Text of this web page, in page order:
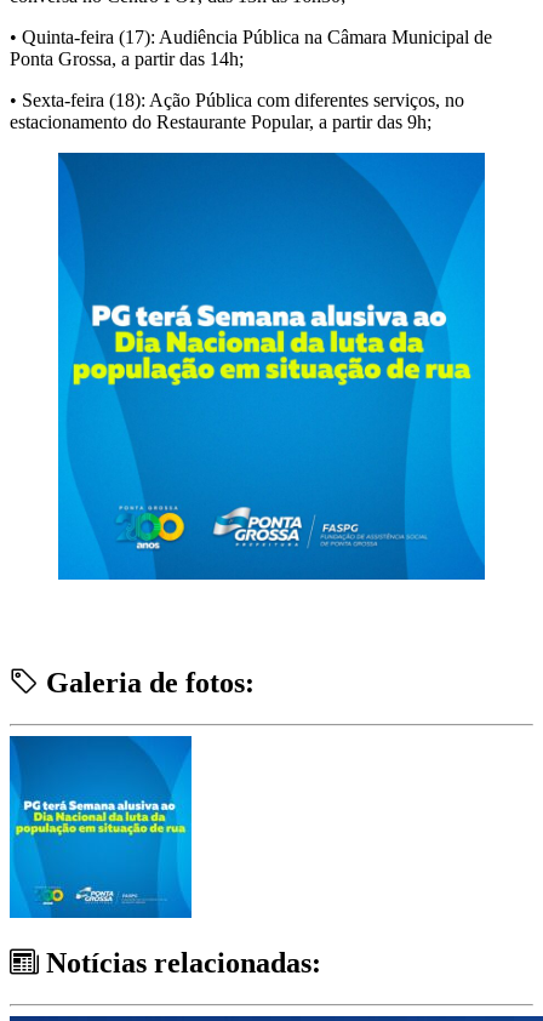
• Quinta-feira (17): Audiência Pública na Câmara Municipal de
Ponta Grossa, a partir das 14h;
• Sexta-feira (18): Ação Pública com diferentes serviços, no
estacionamento do Restaurante Popular, a partir das 9h;
Galeria de fotos:
Notícias relacionadas: